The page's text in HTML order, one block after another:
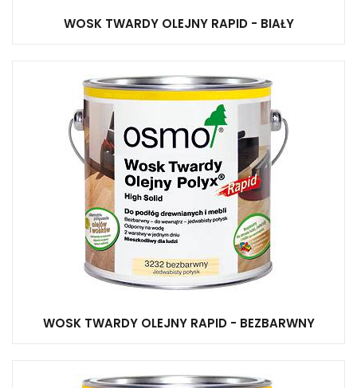
WOSK TWARDY OLEJNY RAPID - BIAŁY
WOSK TWARDY OLEJNY RAPID - BEZBARWNY